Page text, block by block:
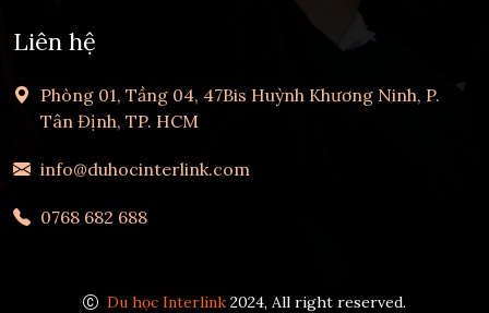
Liên hệ
Phòng 01, Tầng 04, 47Bis Huỳnh Khương Ninh, P.
Tân Định, TP. HCM
info@duhocinterlink.com
0768 682 688
Du học Interlink 2024, All right reserved.